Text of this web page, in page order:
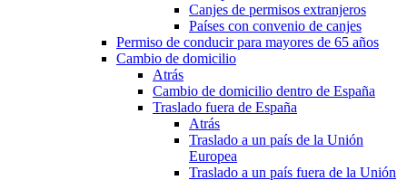
Canjes de permisos extranjeros
Países con convenio de canjes
Permiso de conducir para mayores de 65 años
Cambio de domicilio
Atrás
Cambio de domicilio dentro de España
Traslado fuera de España
Atrás
Traslado a un país de la Unión
Europea
Traslado a un país fuera de la Unión